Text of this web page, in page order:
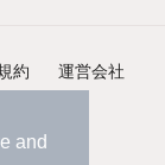
and
約 運営会社